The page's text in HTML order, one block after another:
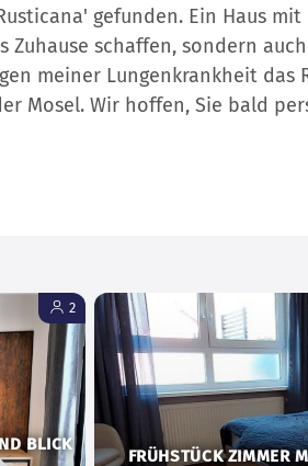
gefunden. Ein Haus
Zuhause schaffen, sondern
meiner Lungenkrankheit
Mosel. Wir hoffen, Sie bald
BLICK
2
FRÜHSTÜCK ZIMMER